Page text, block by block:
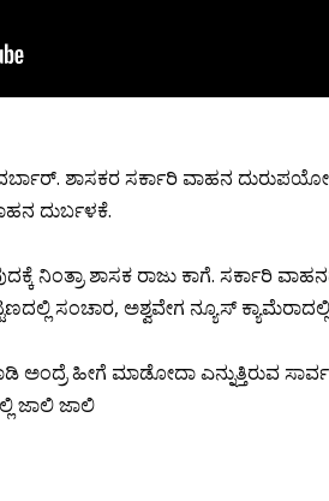
ಶಾಸಕರ ಸರ್ಕಾರಿ ವಾಹನ
ದುರ್ಬಳಕೆ.
ನಿಂತ್ರಾ ಶಾಸಕ ರಾಜು ಕಾಗೆ. ಸರ್ಕಾರಿ
ಸಂಚಾರ, ಅಶ್ವವೇಗ ನ್ಯೂಸ್
ಅಂದ್ರೆ ಹೀಗೆ ಮಾಡೋದಾ ಎನ್ನುತ್ತಿರುವ
ಜಾಲಿ ಜಾಲಿ